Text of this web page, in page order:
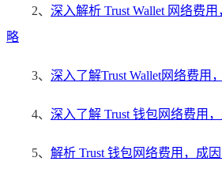
2、 深入解析 Trust Wallet 网络费
略
3、 深入了解Trust Wallet网络费用
4、 深入了解 Trust 钱包网络费用
5、 解析 Trust 钱包网络费用，成